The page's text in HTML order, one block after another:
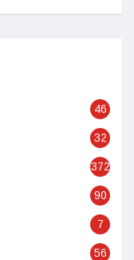
46
32
372
90
7
56